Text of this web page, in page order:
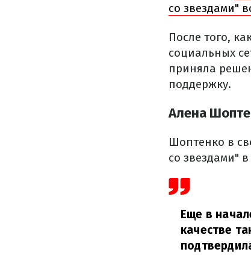
со звездами"
После того,
социальных
приняла
поддержку.
Алена
Шоптенко в
со звездами"
Еще в
качестве